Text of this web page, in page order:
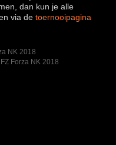
dan kun je alle
via de toernooipagina
NK 2018
Forza NK 2018